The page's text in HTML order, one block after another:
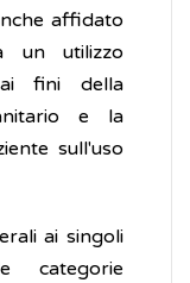
affidato
un utilizzo
fini della
e la
sull'uso
ai singoli
categorie